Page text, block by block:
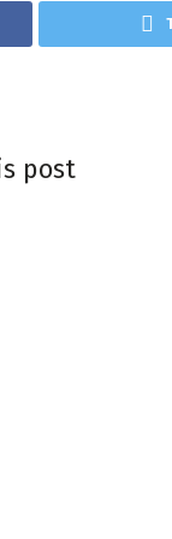
post